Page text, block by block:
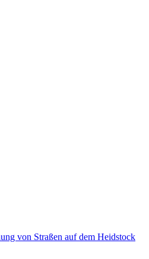
von Straßen auf dem Heidstock